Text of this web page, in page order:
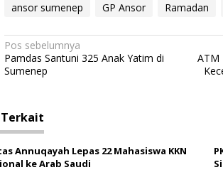
ansor sumenep GP Ansor Ramadan
N
a
i
g
a
s
Pos sebelumnya
Pamdas Santuni 325 Anak Yatim di
Sumenep
ATM
Annuqayah Lepas 22 Mahasiswa KKN
ke Arab Saudi